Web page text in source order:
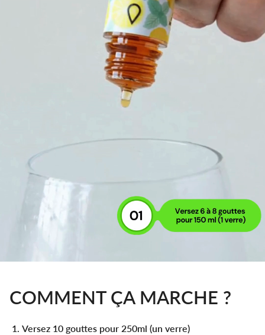
COMMENT ÇA MARCHE ?
Versez 10 gouttes pour 250ml (un verre)